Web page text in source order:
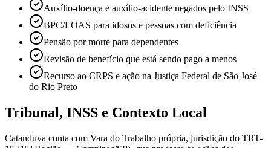
Auxílio-doença e auxílio-acidente negados pelo INSS
BPC/LOAS para idosos e pessoas com deficiência
Pensão por morte para dependentes
Revisão de benefício que está sendo pago a menos
Recurso ao CRPS e ação na Justiça Federal de São José
do Rio Preto
Tribunal, INSS e Contexto Local
Catanduva conta com Vara do Trabalho própria, jurisdição do TRT-